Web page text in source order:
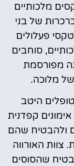
מלכותיים
של בני
פעלולים
סוחבים
מפורסמת
מלוכה.
היטב
קפדנית
ולהבטיח שהם
צוות האורווה
שהסוסים